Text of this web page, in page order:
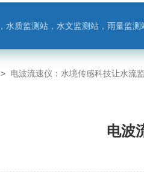
水质监测站，水文监测站，雨量监
> 电波流速仪：水境传感科技让水流
电波